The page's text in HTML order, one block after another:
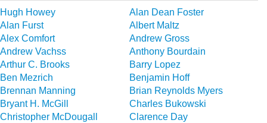
Hugh Howey
Alan Dean Foster
Alan Furst
Albert Maltz
Alex Comfort
Andrew Gross
Andrew Vachss
Anthony Bourdain
Arthur C. Brooks
Barry Lopez
Ben Mezrich
Benjamin Hoff
Brennan Manning
Brian Reynolds Myers
Bryant H. McGill
Charles Bukowski
Christopher McDougall
Clarence Day